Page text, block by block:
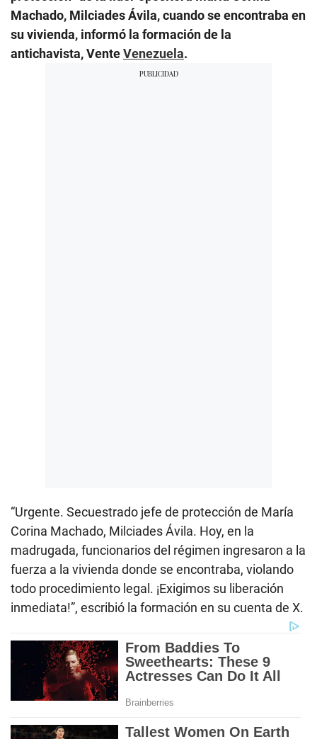
Machado, Milciades Ávila, cuando se encontraba en
su vivienda, informó la formación de la
antichavista, VenteVenezuela.
“Urgente. Secuestrado jefe de protección de María
Corina Machado, Milciades Ávila. Hoy, en la
madrugada, funcionarios del régimen ingresaron a la
fuerza a la vivienda donde se encontraba, violando
todo procedimiento legal. ¡Exigimos su liberación
inmediata!”, escribió la formación en su cuenta de X.